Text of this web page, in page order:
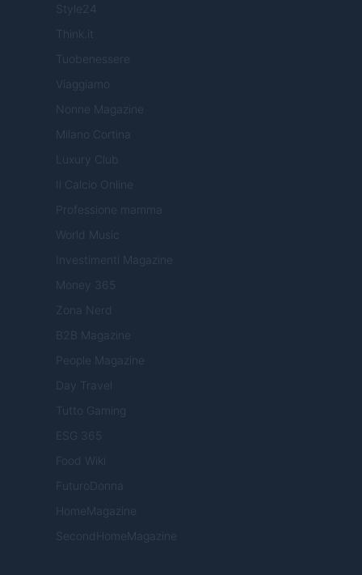
Style24
Think.it
Tuobenessere
Viaggiamo
Nonne Magazine
Milano Cortina
Luxury Club
Il Calcio Online
Professione mamma
World Music
Investimenti Magazine
Money 365
Zona Nerd
B2B Magazine
People Magazine
Day Travel
Tutto Gaming
ESG 365
Food Wiki
FuturoDonna
HomeMagazine
SecondHomeMagazine